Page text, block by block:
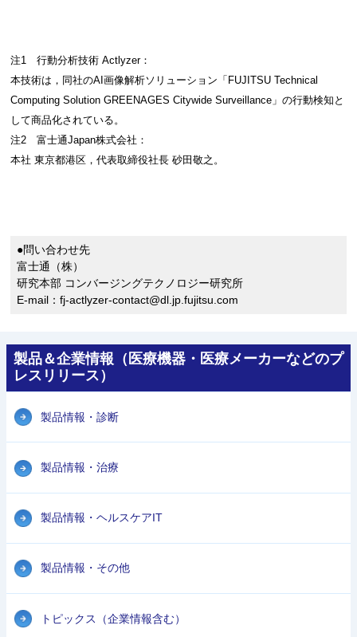
注1 行動分析技術 Actlyzer：
本技術は，同社のAI画像解析ソリューション「FUJITSU Technical
Computing Solution GREENAGES Citywide Surveillance」の行動検知と
して商品化されている。
注2 富士通Japan株式会社：
本社 東京都港区，代表取締役社長 砂田敬之。
●問い合わせ先
富士通（株）
研究本部 コンバージングテクノロジー研究所
E-mail：fj-actlyzer-contact@dl.jp.fujitsu.com
製品＆企業情報（医療機器・医療メーカーなどのプ
レスリリース）
製品情報・診断
製品情報・治療
製品情報・ヘルスケアIT
製品情報・その他
トピックス（企業情報含む）